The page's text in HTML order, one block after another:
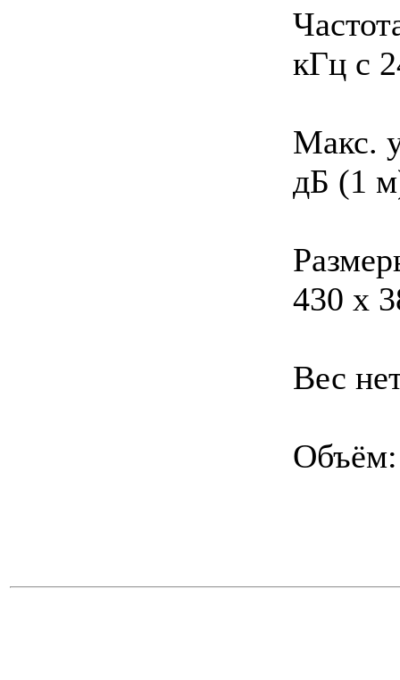
кГц c
Макс.
дБ (1
430 х
Вес